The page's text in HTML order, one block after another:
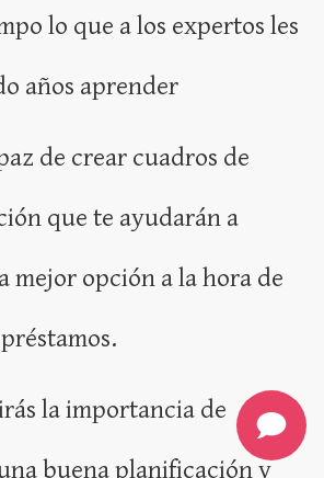
lo que a los expertos les
años aprender
de crear cuadros de
que te ayudarán a
mejor opción a la hora de
la importancia de
buena planificación y